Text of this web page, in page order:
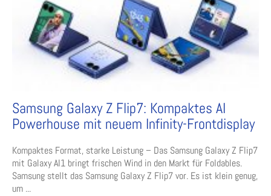
Samsung Galaxy Z Flip7: Kompaktes AI
Powerhouse mit neuem Infinity-Frontdisplay
Kompaktes Format, starke Leistung – Das Samsung Galaxy Z Flip7
mit Galaxy AI1 bringt frischen Wind in den Markt für Foldables.
Samsung stellt das Samsung Galaxy Z Flip7 vor. Es ist klein genug,
um ...